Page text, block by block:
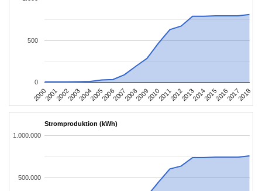
2000200120022003200420052006200720082009201020112012201320142015201620172018
0
500
Stromproduktion (kWh)
500.000
1.000.000